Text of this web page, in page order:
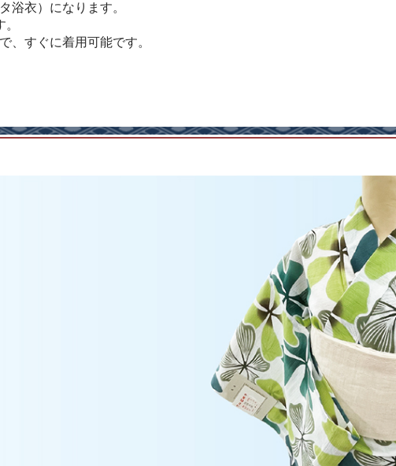
浴衣）になります。
、すぐに着用可能です。